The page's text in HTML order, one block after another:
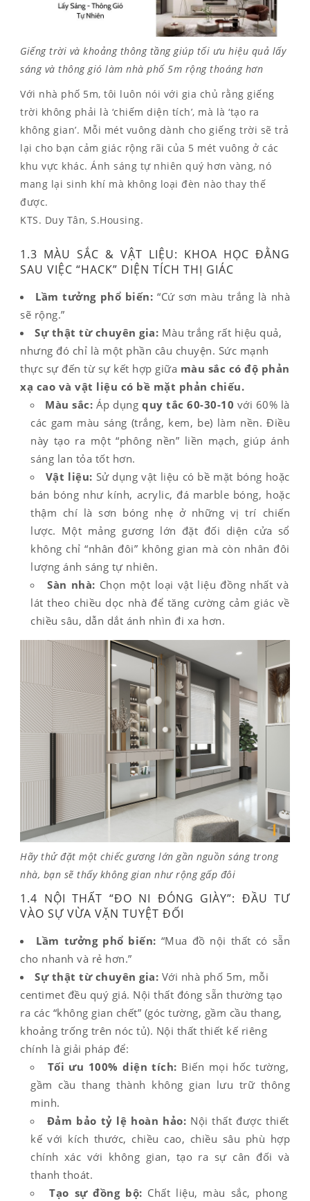
Giếng trời và khoảng thông tầng giúp tối ưu hiệu quả lấy
sáng và thông gió làm nhà phố 5m rộng thoáng hơn
Với nhà phố 5m, tôi luôn nói với gia chủ rằng giếng
trời không phải là ‘chiếm diện tích’, mà là ‘tạo ra
không gian’. Mỗi mét vuông dành cho giếng trời sẽ trả
lại cho bạn cảm giác rộng rãi của 5 mét vuông ở các
khu vực khác. Ánh sáng tự nhiên quý hơn vàng, nó
mang lại sinh khí mà không loại đèn nào thay thế
được.
KTS. Duy Tân, S.Housing.
1.3 MÀU SẮC & VẬT LIỆU: KHOA HỌC ĐẰNG
SAU VIỆC “HACK” DIỆN TÍCH THỊ GIÁC
Lầm tưởng phổ biến: “Cứ sơn màu trắng là nhà
sẽ rộng.”
Sự thật từ chuyên gia: Màu trắng rất hiệu quả,
nhưng đó chỉ là một phần câu chuyện. Sức mạnh
thực sự đến từ sự kết hợp giữa màu sắc có độ phản
xạ cao và vật liệu có bề mặt phản chiếu.
Màu sắc: Áp dụngquy tắc 60-30-10 với 60% là
các gam màu sáng (trắng, kem, be) làm nền. Điều
này tạo ra một “phông nền” liền mạch, giúp ánh
sáng lan tỏa tốt hơn.
Vật liệu: Sử dụng vật liệu có bề mặt bóng hoặc
bán bóng như kính, acrylic, đá marble bóng, hoặc
thậm chí là sơn bóng nhẹ ở những vị trí chiến
lược. Một mảng gương lớn đặt đối diện cửa sổ
không chỉ “nhân đôi” không gian mà còn nhân đôi
lượng ánh sáng tự nhiên.
Sàn nhà: Chọn một loại vật liệu đồng nhất và
lát theo chiều dọc nhà để tăng cường cảm giác về
chiều sâu, dẫn dắt ánh nhìn đi xa hơn.
Hãy thử đặt một chiếc gương lớn gần nguồn sáng trong
nhà, bạn sẽ thấy không gian như rộng gấp đôi
1.4 NỘI THẤT “ĐO NI ĐÓNG GIÀY”: ĐẦU TƯ
VÀO SỰ VỪA VẶN TUYỆT ĐỐI
Lầm tưởng phổ biến: “Mua đồ nội thất có sẵn
cho nhanh và rẻ hơn.”
Sự thật từ chuyên gia: Với nhà phố 5m, mỗi
centimet đều quý giá. Nội thất đóng sẵn thường tạo
ra các “không gian chết” (góc tường, gầm cầu thang,
khoảng trống trên nóc tủ). Nội thất thiết kế riêng
chính là giải pháp để:
Tối ưu 100% diện tích: Biến mọi hốc tường,
gầm cầu thang thành không gian lưu trữ thông
minh.
Đảm bảo tỷ lệ hoàn hảo: Nội thất được thiết
kế với kích thước, chiều cao, chiều sâu phù hợp
chính xác với không gian, tạo ra sự cân đối và
thanh thoát.
Tạo sự đồng bộ: Chất liệu, màu sắc, phong